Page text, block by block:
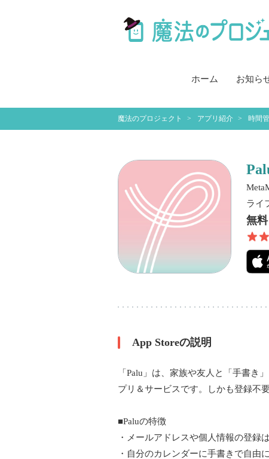
ホーム お知ら
魔法のプロジェクト アプリ紹介 時間
ライ
無料
App Storeの説明
「Palu」は、家族や友人と「手書き
プリ＆サービスです。しかも登録不要
■Paluの特徴
・メールアドレスや個人情報の登録
・自分のカレンダーに手書きで自由